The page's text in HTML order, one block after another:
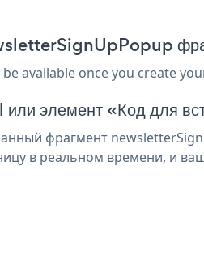
available once you create
элемент «Код для
фрагмент
в реальном времени, и